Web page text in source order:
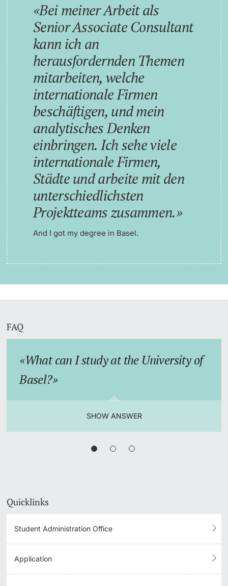
Bei meiner Arbeit als
Senior Associate Consultant
kann ich an
herausfordernden Themen
mitarbeiten, welche
internationale Firmen
beschäftigen, und mein
analytisches Denken
einbringen. Ich sehe viele
internationale Firmen,
Städte und arbeite mit den
unterschiedlichsten
Projektteams zusammen.
And I got my degree in Basel.
FAQ
What can I study at the University of
Basel?
SHOW ANSWER
Quicklinks
Student Administration Office
Application